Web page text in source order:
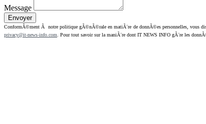
Message
ConformÃ©ment Ã notre politique gÃ©nÃ©rale en matiÃ¨re de donnÃ©es personnelles, vous
privacy@it-news-info.com . Pour tout savoir sur la maniÃ¨re dont IT NEWS INFO gÃ¨re les